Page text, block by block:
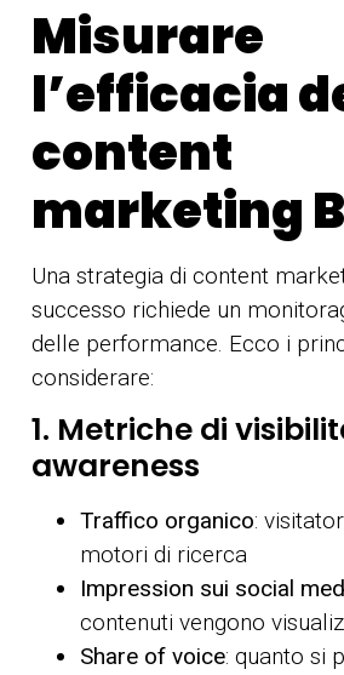
Misurare
l’efficacia
content
marketing
Una strategia di content
successo richiede un
delle performance. Ecco i
considerare:
1. Metriche di
awareness
Traffico organico:
motori di ricerca
Impression sui social
contenuti vengono
Share of voice: quanto si